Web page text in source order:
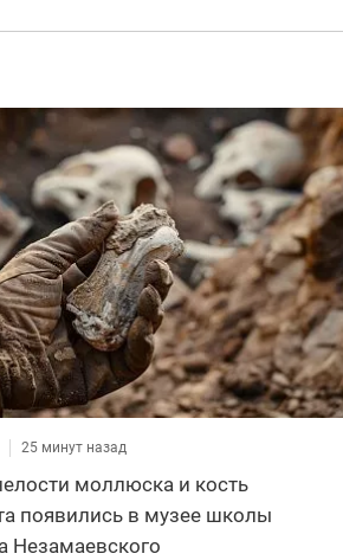
25 минут назад
моллюска и кость
появились в музее школы
Незамаевского